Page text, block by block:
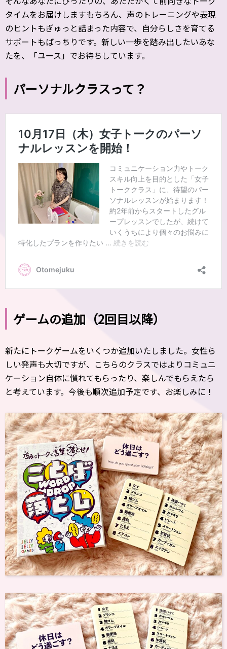
タイムをお届けしますもちろん、声のトレーニングや表現
のヒントもぎゅっと詰まった内容で、自分らしさを育てる
サポートもばっちりです。新しい一歩を踏み出したいあな
たを、「ユース」でお待ちしています。
パーソナルクラスって？
ゲームの追加（2回目以降）
新たにトークゲームをいくつか追加いたしました。女性ら
しい発声も大切ですが、こちらのクラスではよりコミュニ
ケーション自体に慣れてもらったり、楽しんでもらえたら
と考えています。今後も順次追加予定です、お楽しみに！